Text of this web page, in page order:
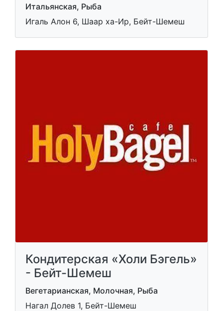
Итальянская, Рыба
Игаль Алон 6, Шаар ха-Ир, Бейт-Шемеш
Кондитерская «Холи Бэгель»
- Бейт-Шемеш
Вегетарианская, Молочная, Рыба
Нагал Долев 1, Бейт-Шемеш